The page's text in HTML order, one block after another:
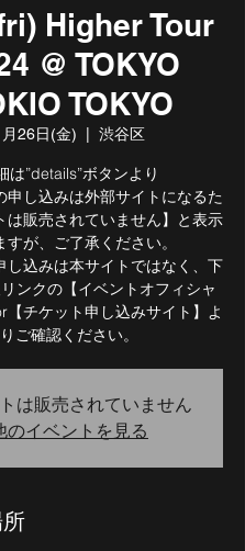
Higher Tour
@ TOKYO
TOKYO
月26日(金) 渋谷区
は”details”ボタンより
し込みは外部サイトになるた
は販売されていません】と表示
すが、ご了承ください。
込みは本サイトではなく、下
ンクの【イベントオフィシャ
【チケット申し込みサイト】よ
りご確認ください。
は販売されていません
のイベントを見る